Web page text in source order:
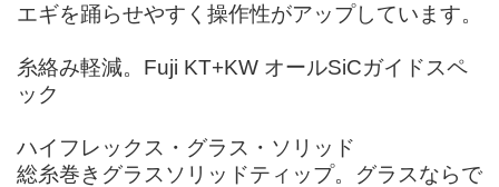
エギを踊らせやすく操作性がアップしています。
糸絡み軽減。Fuji KT+KW オールSiCガイドスペ
ック
ハイフレックス・グラス・ソリッド
総糸巻きグラスソリッドティップ。グラスならで